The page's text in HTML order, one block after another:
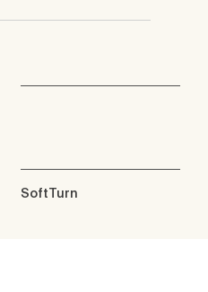
SoftTurn